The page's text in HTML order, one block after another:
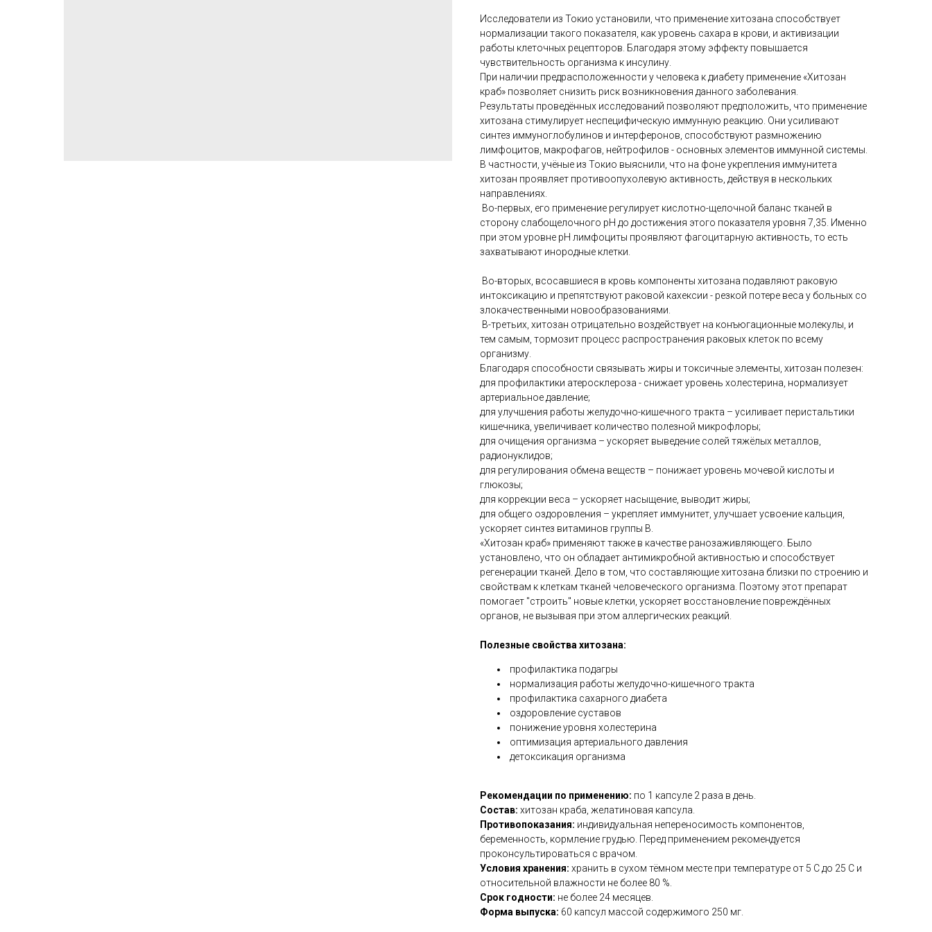
Исследователи из Токио установили, что применение хитозана способствует
нормализации такого показателя, как уровень сахара в крови, и активизации
работы клеточных рецепторов. Благодаря этому эффекту повышается
чувствительность организма к инсулину.
При наличии предрасположенности у человека к диабету применение «Хитозан
краб» позволяет снизить риск возникновения данного заболевания.
Результаты проведённых исследований позволяют предположить, что применение
хитозана стимулирует неспецифическую иммунную реакцию. Они усиливают
синтез иммуноглобулинов и интерферонов, способствуют размножению
лимфоцитов, макрофагов, нейтрофилов - основных элементов иммунной системы.
В частности, учёные из Токио выяснили, что на фоне укрепления иммунитета
хитозан проявляет противоопухолевую активность, действуя в нескольких
направлениях.
Во-первых, его применение регулирует кислотно-щелочной баланс тканей в
сторону слабощелочного pH до достижения этого показателя уровня 7,35. Именно
при этом уровне pH лимфоциты проявляют фагоцитарную активность, то есть
захватывают инородные клетки.
Во-вторых, всосавшиеся в кровь компоненты хитозана подавляют раковую
интоксикацию и препятствуют раковой кахексии - резкой потере веса у больных со
злокачественными новообразованиями.
В-третьих, хитозан отрицательно воздействует на конъюгационные молекулы, и
тем самым, тормозит процесс распространения раковых клеток по всему
организму.
Благодаря способности связывать жиры и токсичные элементы, хитозан полезен:
для профилактики атеросклероза - снижает уровень холестерина, нормализует
артериальное давление;
для улучшения работы желудочно-кишечного тракта – усиливает перистальтики
кишечника, увеличивает количество полезной микрофлоры;
для очищения организма – ускоряет выведение солей тяжёлых металлов,
радионуклидов;
для регулирования обмена веществ – понижает уровень мочевой кислоты и
глюкозы;
для коррекции веса – ускоряет насыщение, выводит жиры;
для общего оздоровления – укрепляет иммунитет, улучшает усвоение кальция,
ускоряет синтез витаминов группы В.
«Хитозан краб» применяют также в качестве ранозаживляющего. Было
установлено, что он обладает антимикробной активностью и способствует
регенерации тканей. Дело в том, что составляющие хитозана близки по строению и
свойствам к клеткам тканей человеческого организма. Поэтому этот препарат
помогает "строить" новые клетки, ускоряет восстановление повреждённых
органов, не вызывая при этом аллергических реакций.
Полезные свойства хитозана:
профилактика подагры
нормализация работы желудочно-кишечного тракта
профилактика сахарного диабета
оздоровление суставов
понижение уровня холестерина
оптимизация артериального давления
детоксикация организма
Рекомендации по применению: по 1 капсуле 2 раза в день.
Состав: хитозан краба, желатиновая капсула.
Противопоказания: индивидуальная непереносимость компонентов,
беременность, кормление грудью. Перед применением рекомендуется
проконсультироваться с врачом.
Условия хранения: хранить в сухом тёмном месте при температуре от 5 С до 25 С и
относительной влажности не более 80 %.
Срок годности: не более 24 месяцев.
Форма выпуска: 60 капсул массой содержимого 250 мг.